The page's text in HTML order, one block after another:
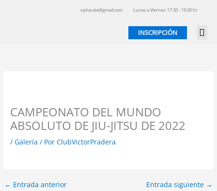
vpkarate@gmail.com Lunes a Viernes: 17:30 - 19:30 hr
INSCRIPCIÓN
CAMPEONATO DEL MUNDO
ABSOLUTO DE JIU-JITSU DE 2022
/Galería / PorClubVictorPradera
← Entrada anterior Entrada siguiente →